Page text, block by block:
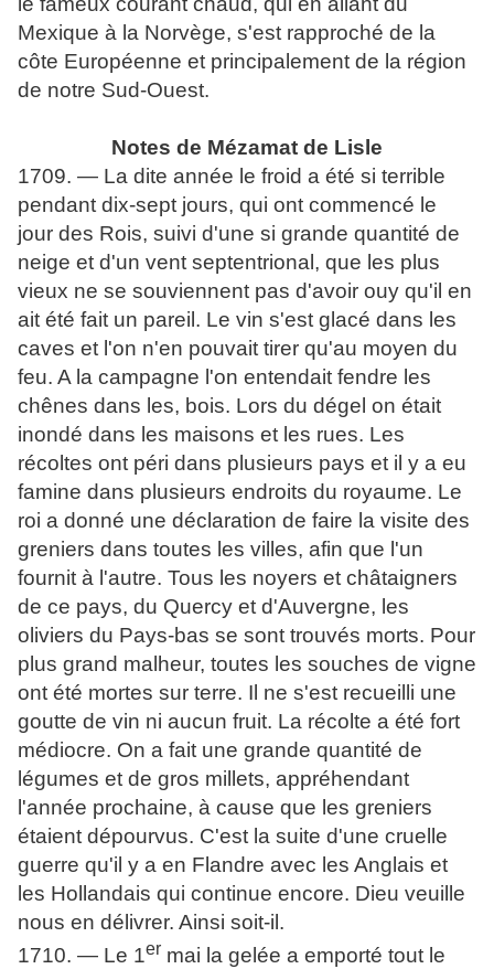
Mexique à la Norvège, s'est rapproché de la
côte Européenne et principalement de la région
de notre Sud-Ouest.
Notes de Mézamat de Lisle
1709. — La dite année le froid a été si terrible
pendant dix-sept jours, qui ont commencé le
jour des Rois, suivi d'une si grande quantité de
neige et d'un vent septentrional, que les plus
vieux ne se souviennent pas d'avoir ouy qu'il en
ait été fait un pareil. Le vin s'est glacé dans les
caves et l'on n'en pouvait tirer qu'au moyen du
feu. A la campagne l'on entendait fendre les
chênes dans les, bois. Lors du dégel on était
inondé dans les maisons et les rues. Les
récoltes ont péri dans plusieurs pays et il y a eu
famine dans plusieurs endroits du royaume. Le
roi a donné une déclaration de faire la visite des
greniers dans toutes les villes, afin que l'un
fournit à l'autre. Tous les noyers et châtaigners
de ce pays, du Quercy et d'Auvergne, les
oliviers du Pays-bas se sont trouvés morts. Pour
plus grand malheur, toutes les souches de vigne
ont été mortes sur terre. Il ne s'est recueilli une
goutte de vin ni aucun fruit. La récolte a été fort
médiocre. On a fait une grande quantité de
légumes et de gros millets, appréhendant
l'année prochaine, à cause que les greniers
étaient dépourvus. C'est la suite d'une cruelle
guerre qu'il y a en Flandre avec les Anglais et
les Hollandais qui continue encore. Dieu veuille
nous en délivrer. Ainsi soit-il.
1710. — Le 1er mai la gelée a emporté tout le